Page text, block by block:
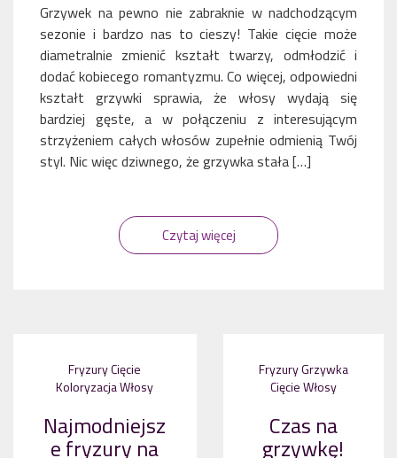
Grzywek na pewno nie zabraknie w nadchodzącym
sezonie i bardzo nas to cieszy! Takie cięcie może
diametralnie zmienić kształt twarzy, odmłodzić i
dodać kobiecego romantyzmu. Co więcej, odpowiedni
kształt grzywki sprawia, że włosy wydają się
bardziej gęste, a w połączeniu z interesującym
strzyżeniem całych włosów zupełnie odmienią Twój
styl. Nic więc dziwnego, że grzywka stała […]
Czytaj więcej
FryzuryCięcie
KoloryzacjaWłosy
Najmodniejsz
e fryzury na
FryzuryGrzywka
CięcieWłosy
Czas na
grzywkę!